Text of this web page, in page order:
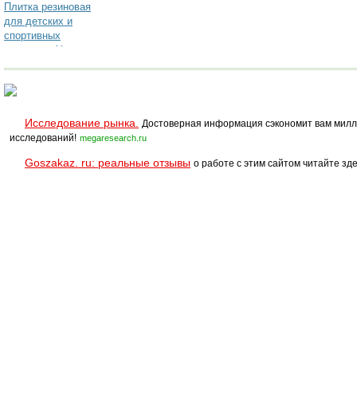
Плитка резиновая
для детских и
спортивных
площадок Укладка
Исследование рынка.
Достоверная информация сэкономит вам
исследований! megaresearch.ru
Goszakaz. ru: реальные отзывы о работе с этим сайтом читайте